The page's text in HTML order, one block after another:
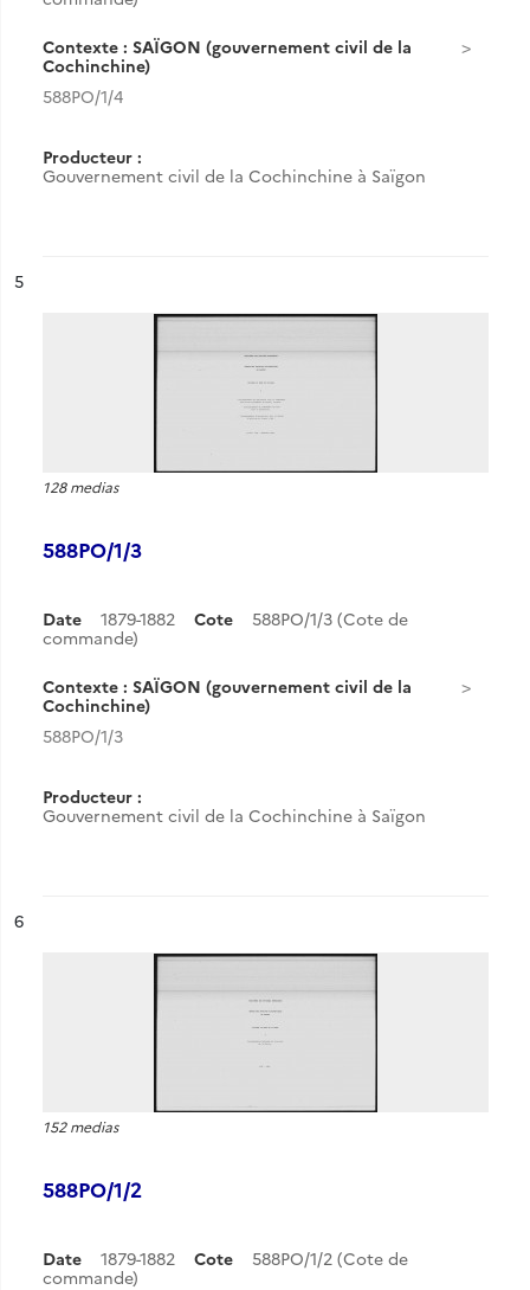
Contexte : SAÏGON (gouvernement civil de la
Cochinchine)
588PO/1/4
Producteur :
Gouvernement civil de la Cochinchine à Saïgon
n°
5
128 medias
588PO/1/3
Date 1879-1882 Cote
588PO/1/3 (Cote de
commande)
Contexte : SAÏGON (gouvernement civil de la
Cochinchine)
588PO/1/3
Producteur :
Gouvernement civil de la Cochinchine à Saïgon
n°
6
152 medias
588PO/1/2
Date 1879-1882 Cote
588PO/1/2 (Cote de
commande)